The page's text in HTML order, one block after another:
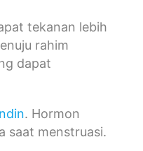
tekanan lebih
rahim
dapat
. Hormon
saat menstruasi.